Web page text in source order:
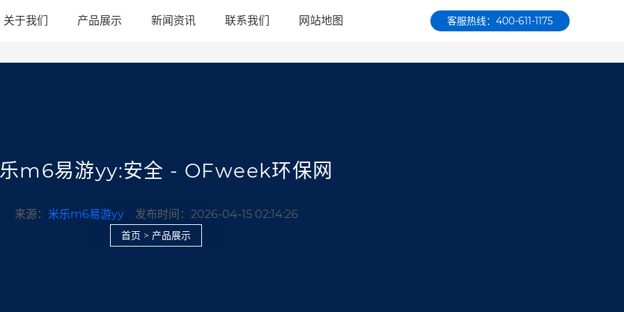
关于我们 产品展示 新闻资讯 联系我们 网站地图 客服热线：400-611-1175
m6易游yy:安全 - OFweek环保网
来源： 米乐m6易游yy发布时间：2026-04-15 02:14:26
首页 > 产品展示